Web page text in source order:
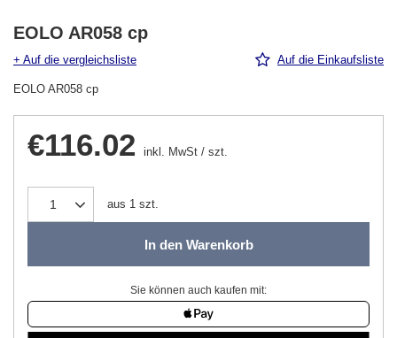
EOLO AR058 cp
+ Auf die vergleichsliste Auf die Einkaufsliste
EOLO AR058 cp
€116.02 inkl. MwSt / szt.
aus 1 szt.
In den Warenkorb
Sie können auch kaufen mit: